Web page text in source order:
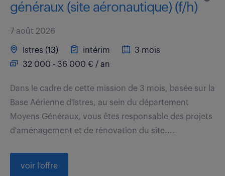
généraux (site aéronautique) (f/h)
7 août 2026
Istres (13) intérim
3 mois
32 000 - 36 000 € / an
Dans le cadre de cette mission de 3 mois, basée sur la
Base Aérienne d'Istres, au sein du département
Moyens Généraux, vous êtes responsable des projets
d'aménagement et de rénovation du site....
voir l'offre